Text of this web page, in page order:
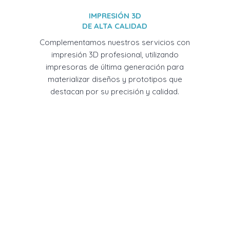
IMPRESIÓN 3D
DE ALTA CALIDAD
Complementamos nuestros servicios con
impresión 3D profesional, utilizando
impresoras de última generación para
materializar diseños y prototipos que
destacan por su precisión y calidad.